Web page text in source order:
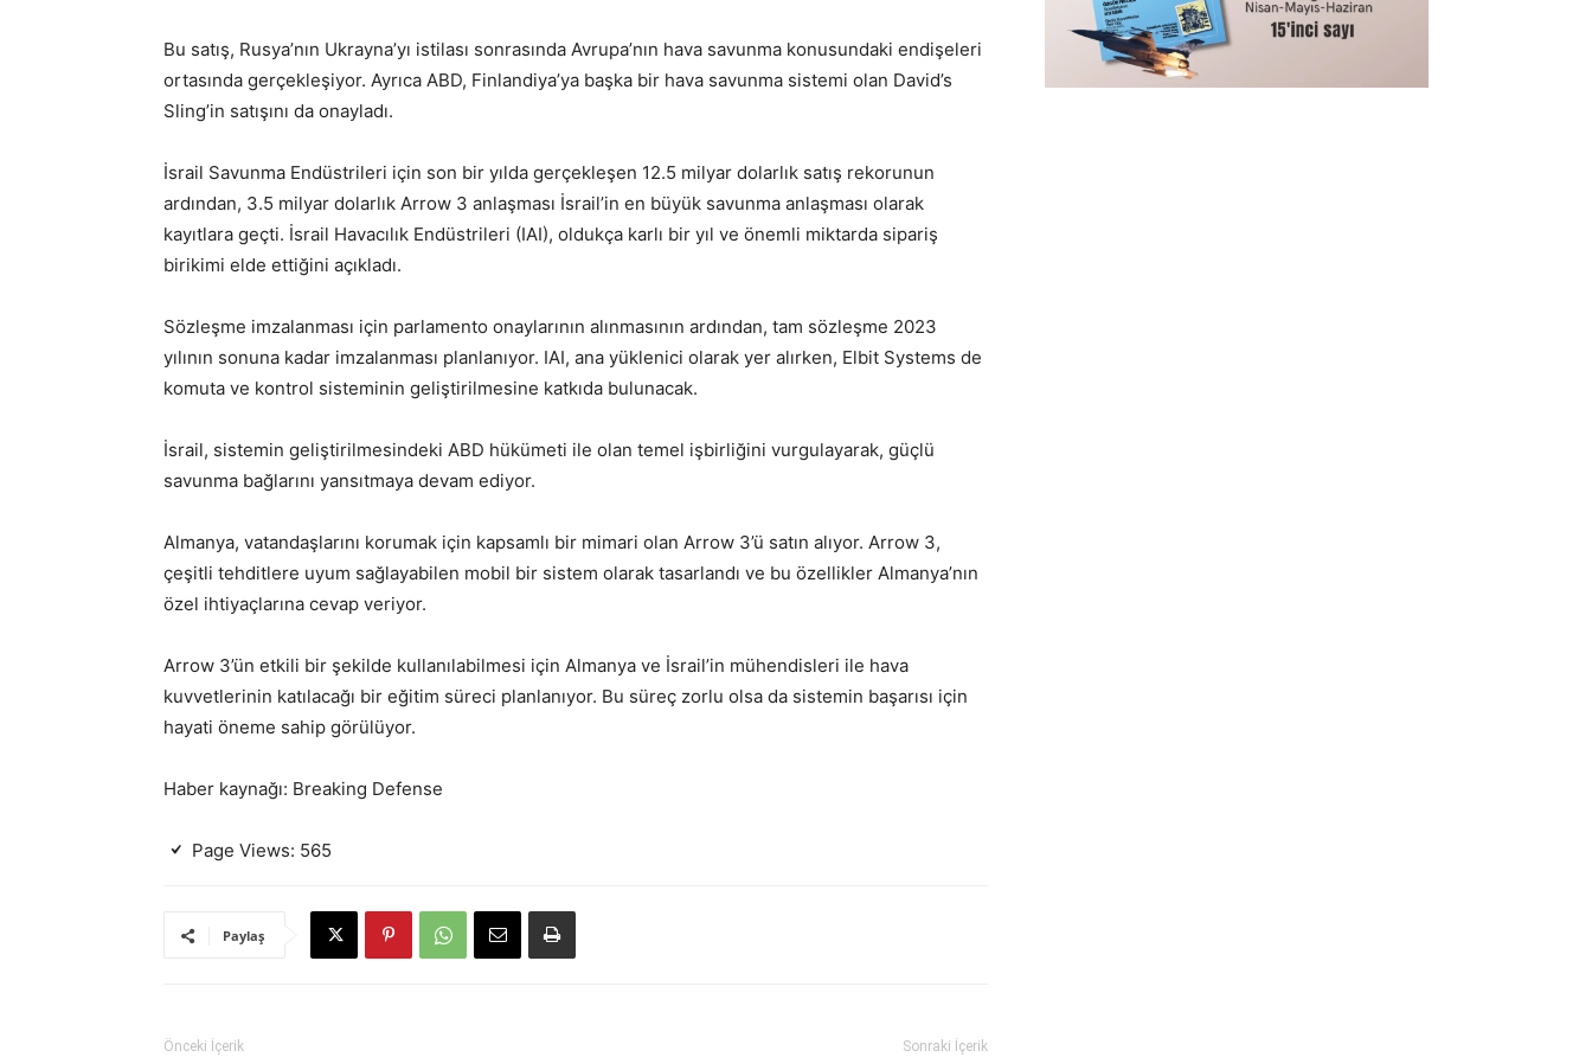
Bu satış, Rusya’nın Ukrayna’yı istilası sonrasında Avrupa’nın hava savunma konusundaki endişeleri
ortasında gerçekleşiyor. Ayrıca ABD, Finlandiya’ya başka bir hava savunma sistemi olan David’s
Sling’in satışını da onayladı.
İsrail Savunma Endüstrileri için son bir yılda gerçekleşen 12.5 milyar dolarlık satış rekorunun
ardından, 3.5 milyar dolarlık Arrow 3 anlaşması İsrail’in en büyük savunma anlaşması olarak
kayıtlara geçti. İsrail Havacılık Endüstrileri (IAI), oldukça karlı bir yıl ve önemli miktarda sipariş
birikimi elde ettiğini açıkladı.
Sözleşme imzalanması için parlamento onaylarının alınmasının ardından, tam sözleşme 2023
yılının sonuna kadar imzalanması planlanıyor. IAI, ana yüklenici olarak yer alırken, Elbit Systems de
komuta ve kontrol sisteminin geliştirilmesine katkıda bulunacak.
İsrail, sistemin geliştirilmesindeki ABD hükümeti ile olan temel işbirliğini vurgulayarak, güçlü
savunma bağlarını yansıtmaya devam ediyor.
Almanya, vatandaşlarını korumak için kapsamlı bir mimari olan Arrow 3’ü satın alıyor. Arrow 3,
çeşitli tehditlere uyum sağlayabilen mobil bir sistem olarak tasarlandı ve bu özellikler Almanya’nın
özel ihtiyaçlarına cevap veriyor.
Arrow 3’ün etkili bir şekilde kullanılabilmesi için Almanya ve İsrail’in mühendisleri ile hava
kuvvetlerinin katılacağı bir eğitim süreci planlanıyor. Bu süreç zorlu olsa da sistemin başarısı için
hayati öneme sahip görülüyor.
Haber kaynağı: Breaking Defense
Page Views: 565
Paylaş
Önceki İçerik Sonraki İçerik